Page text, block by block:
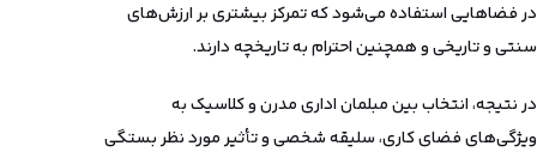
در فضاهایی استفاده می‌شود که تمرکز بیشتری بر ارزش‌های
سنتی و تاریخی و همچنین احترام به تاریخچه دارند.
در نتیجه، انتخاب بین مبلمان اداری مدرن و کلاسیک به
ویژگی‌های فضای کاری، سلیقه شخصی و تأثیر مورد نظر بستگی